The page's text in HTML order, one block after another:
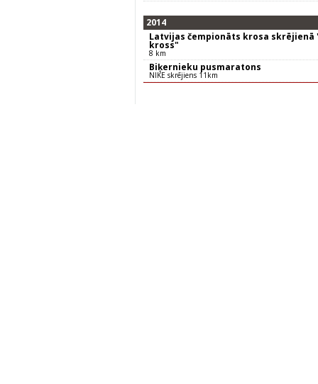
2014
Latvijas čempionāts krosa skrējienā
kross"
8 km
Biķernieku pusmaratons
NIKE skrējiens 11km